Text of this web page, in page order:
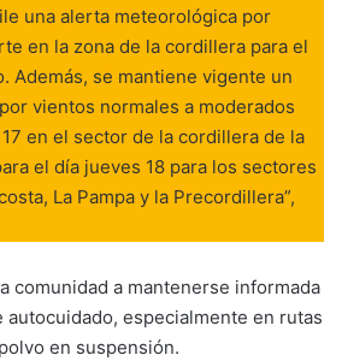
una alerta meteorológica por
en la zona de la cordillera para el
Además, se mantiene vigente un
vientos normales a moderados
en el sector de la cordillera de la
el día jueves 18 para los sectores
La Pampa y la Precordillera”,
comunidad a mantenerse informada
autocuidado, especialmente en rutas
en suspensión.